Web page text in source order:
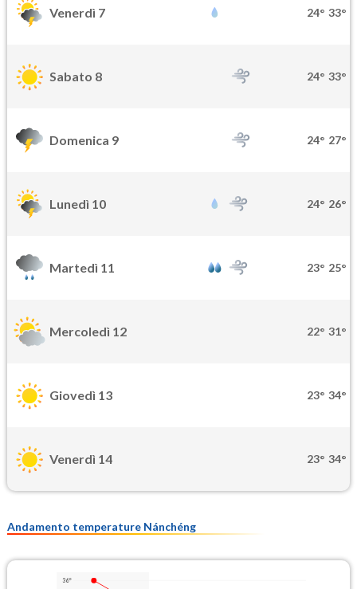
Venerdì 7 24° 33°
Sabato 8 24° 33°
Domenica 9 24° 27°
Lunedì 10 24° 26°
Martedì 11 23° 25°
Mercoledì 12 22° 31°
Giovedì 13 23° 34°
Venerdì 14 23° 34°
Andamento temperature Nánchéng
36°